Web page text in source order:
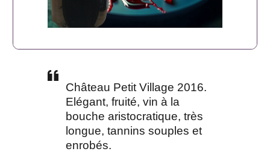
Château Petit Village 2016.
Elégant, fruité, vin à la
bouche aristocratique, très
longue, tannins souples et
enrobés.